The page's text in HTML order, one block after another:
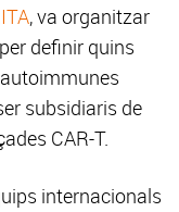
, va organitzar
definir quins
subsidiaris de
CAR-T.
internacionals